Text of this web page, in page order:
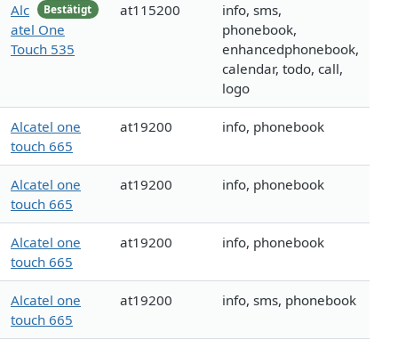
Bestätigt
Alc
atel One
Touch 535
at115200
info, sms,
phonebook,
enhancedphonebook,
calendar, todo, call,
logo
Alcatel one
touch 665
at19200 info, phonebook
Alcatel one
touch 665
at19200 info, phonebook
Alcatel one
touch 665
at19200 info, phonebook
Alcatel one
touch 665
at19200 info, sms, phonebook